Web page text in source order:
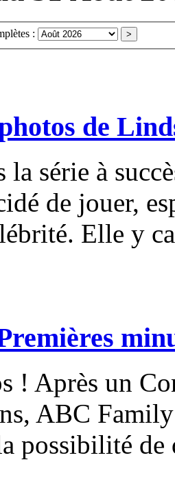
:
de
la série à
de jouer,
Elle y
! Après un
ABC
possibilité